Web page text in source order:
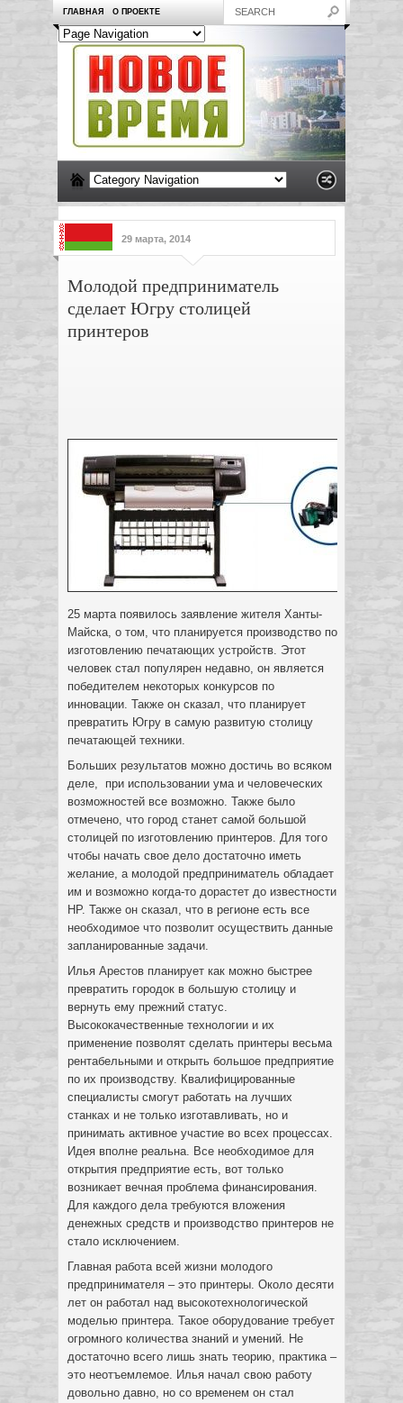
ГЛАВНАЯ О ПРОЕКТЕ
29 марта, 2014
Молодой предприниматель
сделает Югру столицей
принтеров
25 марта появилось заявление жителя Ханты-
Майска, о том, что планируется производство по
изготовлению печатающих устройств. Этот
человек стал популярен недавно, он является
победителем некоторых конкурсов по
инновации. Также он сказал, что планирует
превратить Югру в самую развитую столицу
печатающей техники.
Больших результатов можно достичь во всяком
деле, при использовании ума и человеческих
возможностей все возможно. Также было
отмечено, что город станет самой большой
столицей по изготовлению принтеров. Для того
чтобы начать свое дело достаточно иметь
желание, а молодой предприниматель обладает
им и возможно когда-то дорастет до известности
HP. Также он сказал, что в регионе есть все
необходимое что позволит осуществить данные
запланированные задачи.
Илья Арестов планирует как можно быстрее
превратить городок в большую столицу и
вернуть ему прежний статус.
Высококачественные технологии и их
применение позволят сделать принтеры весьма
рентабельными и открыть большое предприятие
по их производству. Квалифицированные
специалисты смогут работать на лучших
станках и не только изготавливать, но и
принимать активное участие во всех процессах.
Идея вполне реальна. Все необходимое для
открытия предприятие есть, вот только
возникает вечная проблема финансирования.
Для каждого дела требуются вложения
денежных средств и производство принтеров не
стало исключением.
Главная работа всей жизни молодого
предпринимателя – это принтеры. Около десяти
лет он работал над высокотехнологической
моделью принтера. Такое оборудование требует
огромного количества знаний и умений. Не
достаточно всего лишь знать теорию, практика –
это неотъемлемое. Илья начал свою работу
довольно давно, но со временем он стал